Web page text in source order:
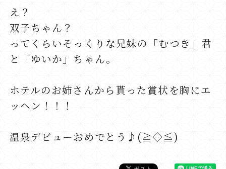
え？
双子ちゃん？
ってくらいそっくりな兄妹の「むつき」君
と「ゆいか」ちゃん。
ホテルのお姉さんから貰った賞状を胸にエ
ッヘン！！！
温泉デビューおめでとう♪(≧◇≦)